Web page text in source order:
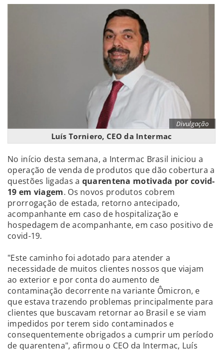
Divulgação
Luís Torniero, CEO da Intermac
No início desta semana, a Intermac Brasil iniciou a
operação de venda de produtos que dão cobertura a
questões ligadas a quarentena motivada por covid-
19 em viagem. Os novos produtos cobrem
prorrogação de estada, retorno antecipado,
acompanhante em caso de hospitalização e
hospedagem de acompanhante, em caso positivo de
covid-19.
"Este caminho foi adotado para atender a
necessidade de muitos clientes nossos que viajam
ao exterior e por conta do aumento de
contaminação decorrente na variante Ômicron, e
que estava trazendo problemas principalmente para
clientes que buscavam retornar ao Brasil e se viam
impedidos por terem sido contaminados e
consequentemente obrigados a cumprir um período
de quarentena", afirmou o CEO da Intermac, Luís